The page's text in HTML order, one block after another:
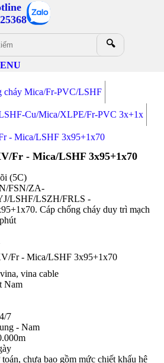
🔍
cháy Mica/Fr-PVC/LSHF
Cu/Mica/XLPE/Fr-PVC 3x+1x
- Mica/LSHF 3x95+1x70
Fr - Mica/LSHF 3x95+1x70
(5C)
FSN/ZA-
LSHF/LSZH/FRLS -
Cáp chống cháy duy trì mạch
vina cable
Nam
7
- Nam
chưa bao gồm mức chiết khấu hệ